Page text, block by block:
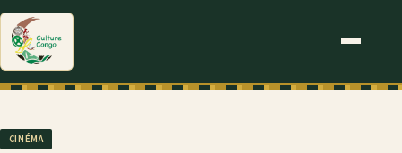
CINÉMA